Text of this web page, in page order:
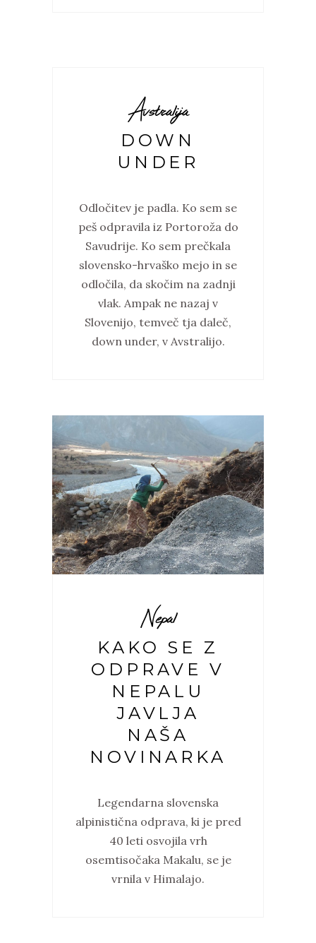
Avstralija
DOWN
UNDER
Odločitev je padla. Ko sem se
peš odpravila iz Portoroža do
Savudrije. Ko sem prečkala
slovensko-hrvaško mejo in se
odločila, da skočim na zadnji
vlak. Ampak ne nazaj v
Slovenijo, temveč tja daleč,
down under, v Avstralijo.
Nepal
KAKO SE Z
ODPRAVE V
NEPALU
JAVLJA
NAŠA
NOVINARKA
Legendarna slovenska
alpinistična odprava, ki je pred
40 leti osvojila vrh
osemtisočaka Makalu, se je
vrnila v Himalajo.